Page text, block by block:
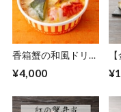
香箱蟹の和風ドリア
¥4,000
し